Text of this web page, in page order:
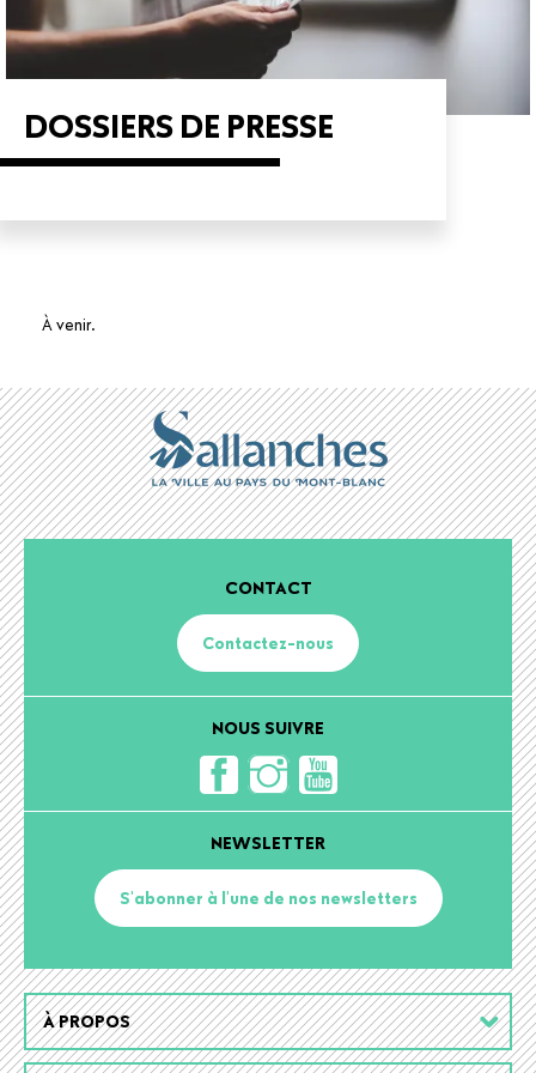
DOSSIERS DE PRESSE
À venir.
CONTACT
Contactez-nous
NOUS SUIVRE
NEWSLETTER
S'abonner à l'une de nos newsletters
Footer
menu
À PROPOS